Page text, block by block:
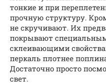
тонкие и при
прочную структуру.
не скручивают. Их
покрывают
склеивающими
перкаль плотнее
Достаточно просто
свет.